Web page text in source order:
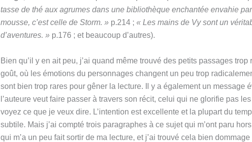
tasse de thé aux agrumes dans une bibliothèque enchantée envahie
mousse, c’est celle de Storm. » p.214 ; « Les mains de Vy sont un
d’aventures. » p.176 ; et beaucoup d’autres).
Bien qu’il y en ait peu, j’ai quand même trouvé des petits passages trop
goût, où les émotions du personnages changent un peu trop
sont bien trop rares pour gêner la lecture. Il y a également un message
l’auteure veut faire passer à travers son récit, celui qui ne glorifie pas
voyez ce que je veux dire. L’intention est excellente et la plupart du
subtile. Mais j’ai compté trois paragraphes à ce sujet qui m’ont paru
qui m’a un peu fait sortir de ma lecture, et j’ai trouvé cela bien